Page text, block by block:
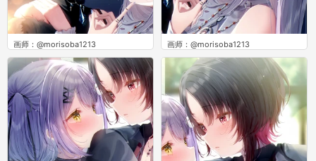
画师：@morisoba1213
0
画师：@morisoba1213
0